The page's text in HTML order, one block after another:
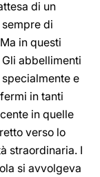
di un
di
in questi
abbellimenti
e
in tanti
in quelle
verso lo
straordinaria. I
si avvolgeva